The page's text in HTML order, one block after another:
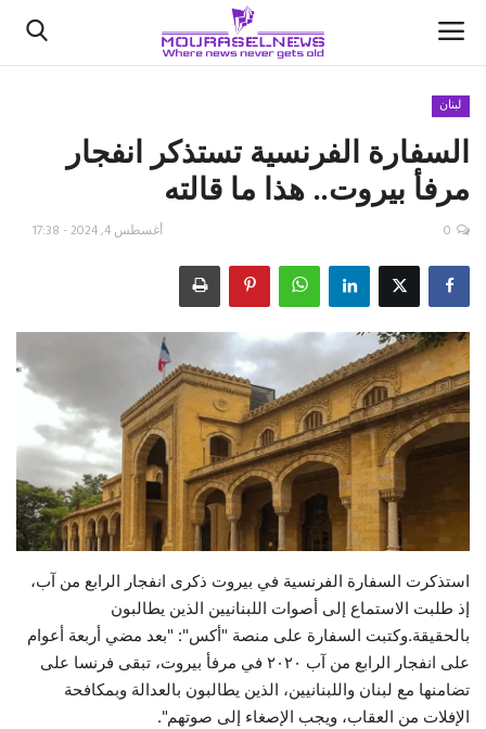
الأخبار
كتّابنا
اقتصاد
علوم وتكنولوجيا
رياضة
حياة
لبنان
السفارة الفرنسية تستذكر انفجار
مرفأ بيروت.. هذا ما قالته
أغسطس 4, 2024 - 17:38 0
استذكرت السفارة الفرنسية في بيروت ذكرى انفجار الرابع من آب،
إذ طلبت الاستماع إلى أصوات اللبنانيين الذين يطالبون
بالحقيقة.وكتبت السفارة على منصة "أكس": "بعد مضي أربعة أعوام
على انفجار الرابع من آب ٢٠٢٠ في مرفأ بيروت، تبقى فرنسا على
تضامنها مع لبنان واللبنانيين، الذين يطالبون بالعدالة وبمكافحة
الإفلات من العقاب، ويجب الإصغاء إلى صوتهم".